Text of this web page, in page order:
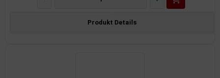
Produkt Details